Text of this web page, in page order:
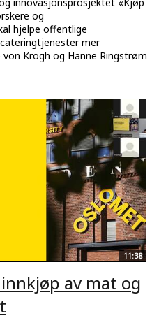
og
hjelpe offentlige
mer
Krogh og Hanne Ringstrøm
11:38
av mat og